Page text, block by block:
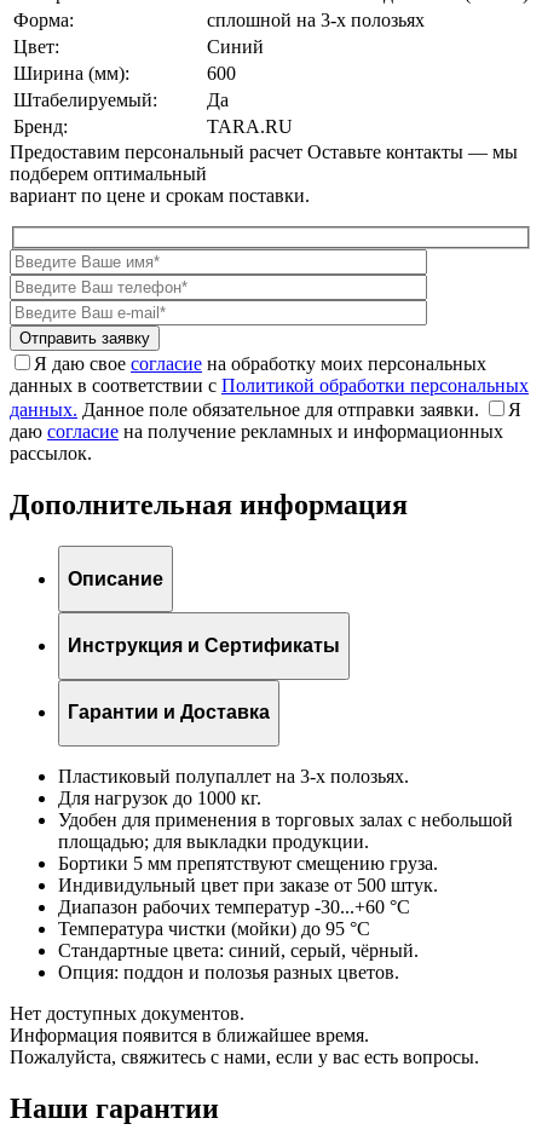
Форма:
сплошной на 3-х полозьях
Цвет:
Синий
Ширина (мм):
600
Штабелируемый:
Да
Бренд:
TARA.RU
Предоставим персональный расчет Оставьте контакты — мы
подберем оптимальный
вариант по цене и срокам поставки.
Я даю свое согласие на обработку моих персональных
данных в соответствии с Политикой обработки персональных
данных. Данное поле обязательное для отправки заявки.
Я
даю согласие на получение рекламных и информационных
рассылок.
Дополнительная информация
Описание
Инструкция и Сертификаты
Гарантии и Доставка
Пластиковый полупаллет на 3-х полозьях.
Для нагрузок до 1000 кг.
Удобен для применения в торговых залах с небольшой
площадью; для выкладки продукции.
Бортики 5 мм препятствуют смещению груза.
Индивидульный цвет при заказе от 500 штук.
Диапазон рабочих температур -30...+60 °С
Температура чистки (мойки) до 95 °С
Стандартные цвета: синий, серый, чёрный.
Опция: поддон и полозья разных цветов.
Нет доступных документов.
Информация появится в ближайшее время.
Пожалуйста, свяжитесь с нами, если у вас есть вопросы.
Наши гарантии